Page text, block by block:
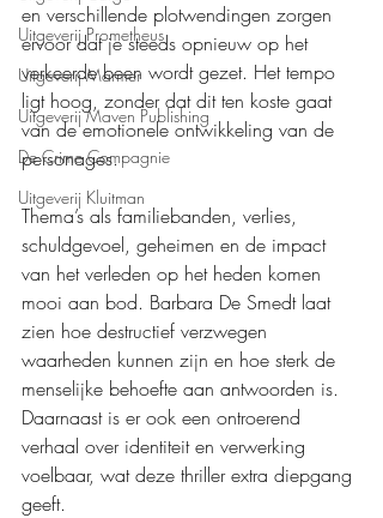
Uitgeverij Prometheus
Uitgeverij Marmer
Uitgeverij Maven Publishing
De Crime Compagnie
Uitgeverij Kluitman
en verschillende plotwendingen zorgen
ervoor dat je steeds opnieuw op het
verkeerde been wordt gezet. Het tempo
ligt hoog, zonder dat dit ten koste gaat
van de emotionele ontwikkeling van de
personages.
Thema’s als familiebanden, verlies,
schuldgevoel, geheimen en de impact
van het verleden op het heden komen
mooi aan bod. Barbara De Smedt laat
zien hoe destructief verzwegen
waarheden kunnen zijn en hoe sterk de
menselijke behoefte aan antwoorden is.
Daarnaast is er ook een ontroerend
verhaal over identiteit en verwerking
voelbaar, wat deze thriller extra diepgang
geeft.